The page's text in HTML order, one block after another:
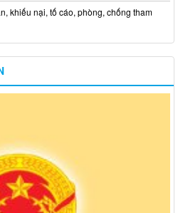
khiếu nại, tố cáo, phòng, chống tham